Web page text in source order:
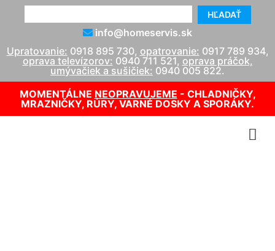
HĽADAŤ
info@homeservis.sk
Upratovanie: 0918 895 730, opatrovanie: 0917 789 934,
oprava televízorov: 0940 711 521, oprava práčok,
umývačiek a sušičiek: 0940 005 822.
MOMENTÁLNE NEOPRAVUJEME - CHLADNIČKY,
MRAZNIČKY, RÚRY, VARNÉ DOSKY A SPORÁKY.